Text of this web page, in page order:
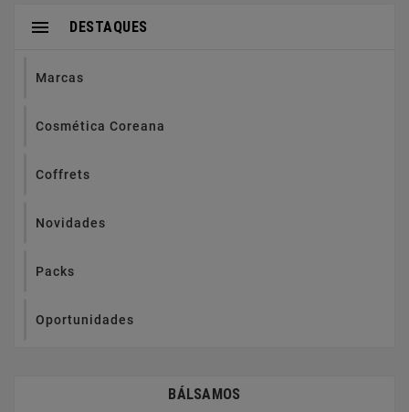
DESTAQUES

Marcas
Cosmética Coreana
Coffrets
Novidades
Packs
Oportunidades
BÁLSAMOS